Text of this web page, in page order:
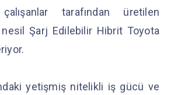
tarafından üretilen
Şarj Edilebilir Hibrit Toyota
yetişmiş nitelikli iş gücü ve